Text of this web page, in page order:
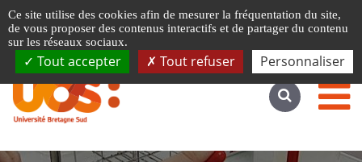
Accéder au site complet
Ce site utilise des cookies afin de mesurer la fréquentation du site,
de vous proposer des contenus interactifs et de partager du contenu
sur les réseaux sociaux.
Tout accepter Tout refuser Personnaliser